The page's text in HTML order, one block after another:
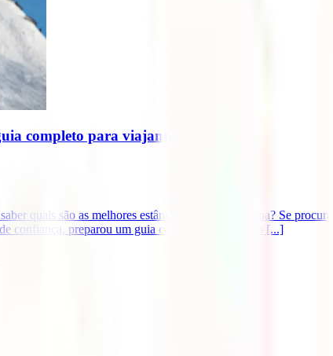
completo para viajantes
quais são as melhores estâncias de ski da Europa? Se
confiança, preparou um guia completo com tudo o [...]